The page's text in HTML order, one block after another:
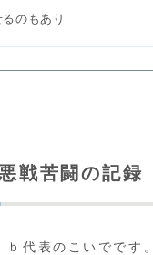
のもあり
戦苦闘の記録
ｂ代表のこいでです。